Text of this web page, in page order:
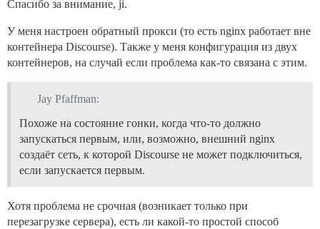
Спасибо за внимание, ji.
У меня настроен обратный прокси (то есть nginx работает вне
контейнера Discourse). Также у меня конфигурация из двух
контейнеров, на случай если проблема как-то связана с этим.
Jay Pfaffman:
Похоже на состояние гонки, когда что-то должно
запускаться первым, или, возможно, внешний nginx
создаёт сеть, к которой Discourse не может подключиться,
если запускается первым.
Хотя проблема не срочная (возникает только при
перезагрузке сервера), есть ли какой-то простой способ